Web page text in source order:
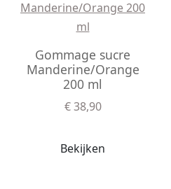
Gommage sucre
Manderine/Orange
200 ml
€ 38,90
Bekijken